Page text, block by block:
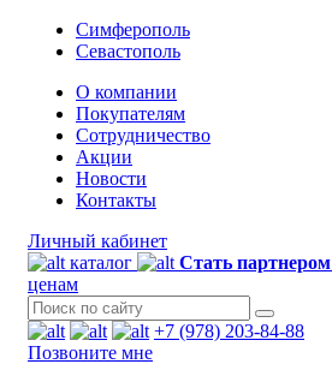
Симферополь
Севастополь
О компании
Покупателям
Сотрудничество
Акции
Новости
Контакты
Личный кабинет
каталог
Стать партнером
ценам
+7 (978) 203-84-88
Позвоните мне